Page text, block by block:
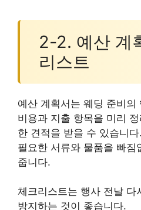
2-2. 예산 계
리스트
예산 계획서는 웨딩 준비의
비용과 지출 항목을 미리
한 견적을 받을 수 있습니
필요한 서류와 물품을 빠짐
줍니다.
체크리스트는 행사 전날 다
방지하는 것이 좋습니다.